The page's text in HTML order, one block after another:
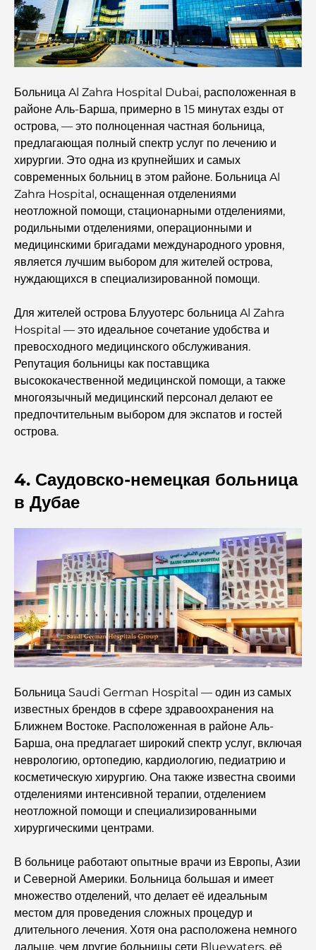
Лучшие поля для гольфа чемпионского уровня в
Дубае
жизнь у моря.
Лучшие стейк-рестораны Дубая: путеводитель для
Лучшие банки Дубая для экспатов: полное руководство
по банковским услугам
Самая дорогая страна в мире: глобальный рейтинг
стоимости жизни
Путеводитель по фитнес-центрам Damac Hills:
лучшие варианты для занятий спортом в городе и его
Лучшие торговые центры Дубая для шопинга и
развлечений.
Чем заняться в DIFC: исследуйте самый динамичный
район Дубая.
Кредитные карты в ОАЭ: полное руководство по
Больница в DIFC: Медицинское обслуживание
мирового класса в Дубае.
Фитнес-центры в DIFC: где фитнес сочетается с
деловым образом жизни.
Самый редкий автомобиль в мире: автомобильные
легенды, неподвластные цене.
Торговые платформы в ОАЭ: руководство для
современных инвесторов
Семейный пляжный клуб Дубай: где веселье
сочетается с отдыхом.
Лучшие школы с программой IB в Дубае: полное
руководство для родителей
Генеральный план развития района Dubai Hills:
концепция современной жизни в жилом комплексе.
кухня встречается с культурой.
Самые дорогие бренды костюмов, определяющие
понятие роскошного пошива.
Рестораны на пляже J1: новое роскошное место для
Больница Al Zahra Hospital Dubai, расположенная в
районе Аль-Барша, примерно в 15 минутах езды от
острова, — это полноценная частная больница,
предлагающая полный спектр услуг по лечению и
хирургии. Это одна из крупнейших и самых
современных больниц в этом районе. Больница Al
Zahra Hospital, оснащенная отделениями
неотложной помощи, стационарными отделениями,
родильными отделениями, операционными и
медицинскими бригадами международного уровня,
является лучшим выбором для жителей острова,
нуждающихся в специализированной помощи.
Для жителей острова Блууотерс больница Al Zahra
Hospital — это идеальное сочетание удобства и
превосходного медицинского обслуживания.
Репутация больницы как поставщика
высококачественной медицинской помощи, а также
многоязычный медицинский персонал делают ее
предпочтительным выбором для экспатов и гостей
острова.
4. Саудовско-немецкая больница
в Дубае
Больница Saudi German Hospital — один из самых
известных брендов в сфере здравоохранения на
Ближнем Востоке. Расположенная в районе Аль-
Барша, она предлагает широкий спектр услуг, включая
неврологию, ортопедию, кардиологию, педиатрию и
косметическую хирургию. Она также известна своими
отделениями интенсивной терапии, отделением
неотложной помощи и специализированными
хирургическими центрами.
В больнице работают опытные врачи из Европы, Азии
и Северной Америки. Больница большая и имеет
множество отделений, что делает её идеальным
местом для проведения сложных процедур и
длительного лечения. Хотя она расположена немного
дальше, чем другие больницы сети Bluewaters, её